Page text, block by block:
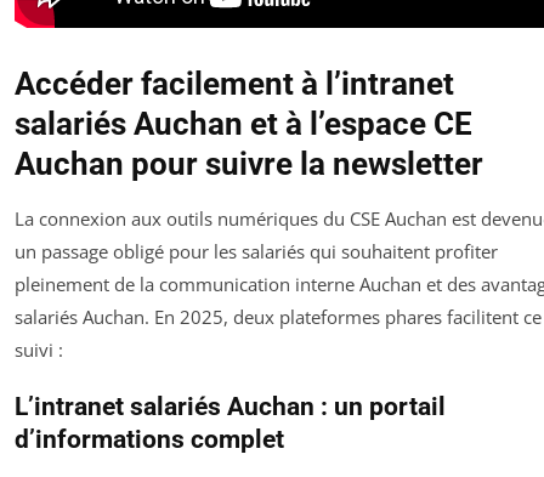
Accéder facilement à l’intranet
salariés Auchan et à l’espace CE
Auchan pour suivre la newsletter
La connexion aux outils numériques du CSE Auchan est
un passage obligé pour les salariés qui souhaitent profiter
pleinement de la communication interne Auchan et des
salariés Auchan. En 2025, deux plateformes phares facilitent ce
suivi :
L’intranet salariés Auchan : un portail
d’informations complet